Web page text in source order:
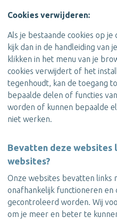
Cookies verwijderen:
Als je bestaande cookies op
kijk dan in de handleiding van
klikken in het menu van je
cookies verwijdert of het
tegenhoudt, kan de toegang
bepaalde delen of functies
worden of kunnen bepaalde
niet werken.
Bevatten deze websites
websites?
Onze websites bevatten links
onafhankelijk functioneren en
gecontroleerd worden. Wij
om je meer en beter te